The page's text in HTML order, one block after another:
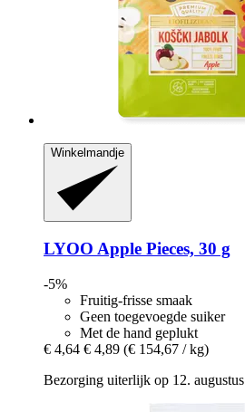
Winkelmandje
LYOO Apple Pieces, 30 g
-5%
Fruitig-frisse smaak
Geen toegevoegde suiker
Met de hand geplukt
€ 4,64 € 4,89 (€ 154,67 / kg)
Bezorging uiterlijk op 12. augustus